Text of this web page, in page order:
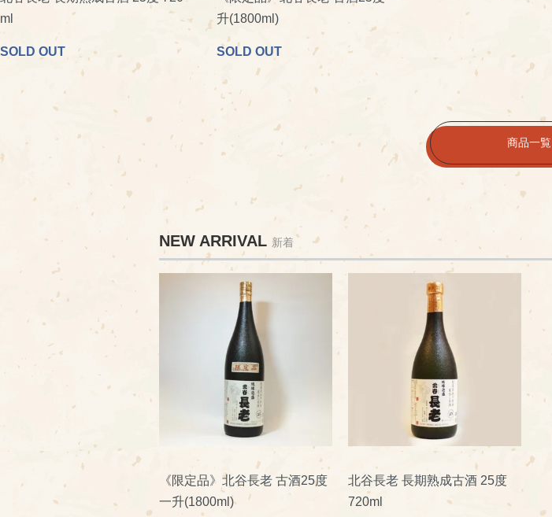
ml
SOLD OUT
升(1800ml)
SOLD OUT
商品一覧
NEW ARRIVAL 新着
《限定品》北谷長老 古酒25度
一升(1800ml)
北谷長老 長期熟成古酒 25度
720ml